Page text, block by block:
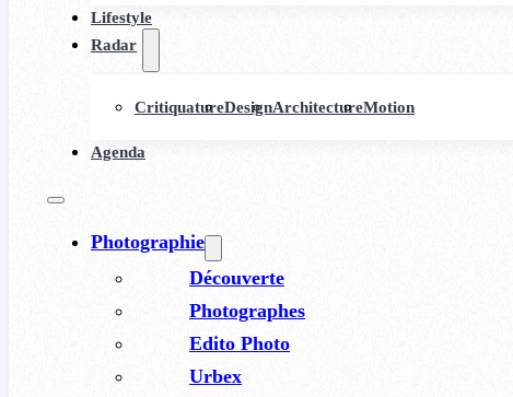
Lifestyle
Radar
CritiquatureDesignArchitectureMotion
Agenda
Photographie
Découverte
Photographes
Edito Photo
Urbex